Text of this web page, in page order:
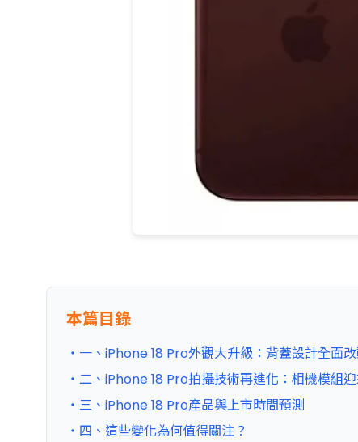
本篇目錄
・一、iPhone 18 Pro外觀大升級：背蓋設計全面
・二、iPhone 18 Pro拍攝技術再進化：相機模組
・三、iPhone 18 Pro產品與上市時間預測
・四、這些變化為何值得關注？